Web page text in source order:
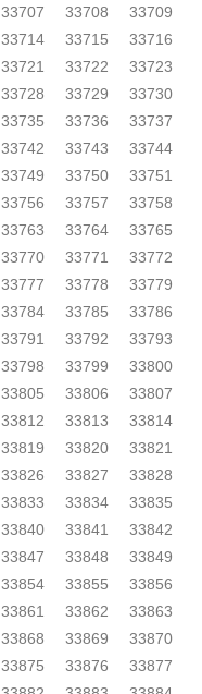
33707 33708
33709
33714 33715
33716
33721 33722
33723
33728 33729
33730
33735 33736
33737
33742 33743
33744
33749 33750
33751
33756 33757
33758
33763 33764
33765
33770 33771
33772
33777 33778
33779
33784 33785
33786
33791 33792
33793
33798 33799
33800
33805 33806
33807
33812 33813
33814
33819 33820
33821
33826 33827
33828
33833 33834
33835
33840 33841
33842
33847 33848
33849
33854 33855
33856
33861 33862
33863
33868 33869
33870
33875 33876
33877